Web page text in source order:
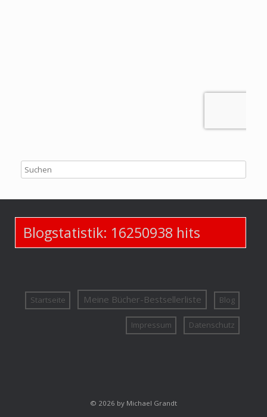
Blogstatistik: 16250938 hits
Startseite Meine Bücher-Bestsellerliste Blog
Impressum Datenschutz
© 2026 by Michael Grandt